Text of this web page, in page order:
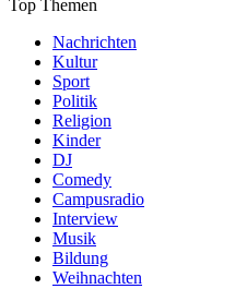
Top Themen
Nachrichten
Kultur
Sport
Politik
Religion
Kinder
DJ
Comedy
Campusradio
Interview
Musik
Bildung
Weihnachten